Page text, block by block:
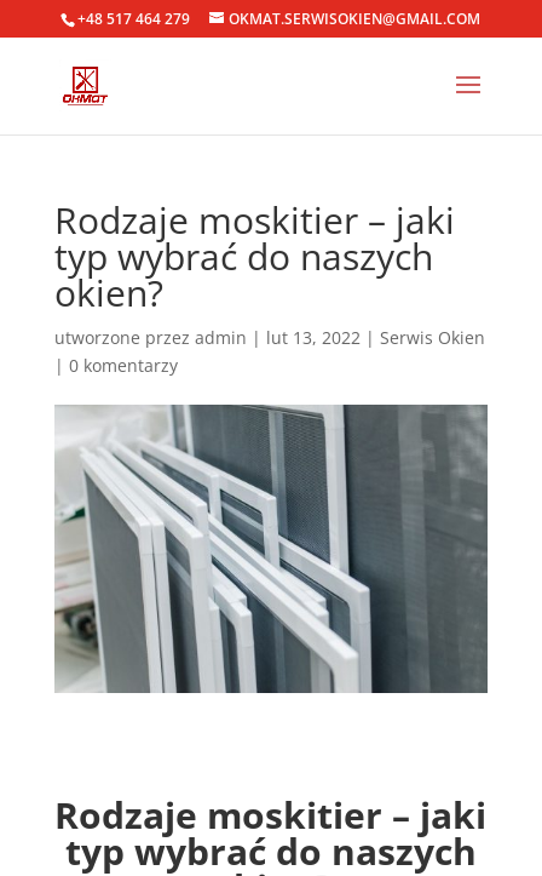
+48 517 464 279 OKMAT.SERWISOKIEN@GMAIL.COM
Rodzaje moskitier – jaki
typ wybrać do naszych
okien?
utworzone przez admin | lut 13, 2022| Serwis Okien
| 0 komentarzy
Rodzaje moskitier – jaki
typ wybrać do naszych